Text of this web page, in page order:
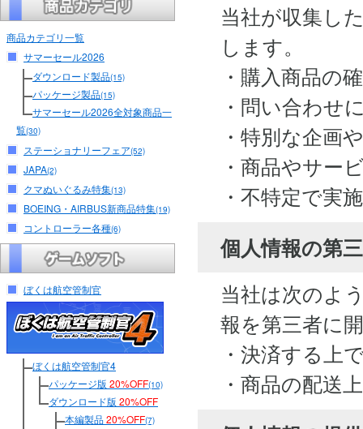
商品カテゴリ一覧
サマーセール2026
ダウンロード製品(15)
パッケージ製品(15)
サマーセール2026全対象商品一
覧(30)
ステーショナリーフェア(52)
JAPA(2)
クマぬいぐるみ特集(13)
BOEING・AIRBUS新商品特集(19)
コントローラー各種(6)
ぼくは航空管制官
ぼくは航空管制官4
パッケージ版 20%OFF(10)
ダウンロード版 20%OFF
本編製品20%OFF(7)
当社が収集し
します。
・購入商品の
・問い合わせ
・特別な企画
・商品やサー
・不特定で実
個人情報の第
当社は次のよ
報を第三者に
・決済する上
・商品の配送